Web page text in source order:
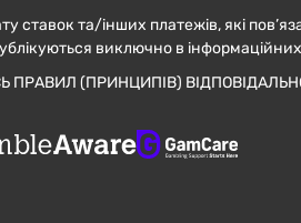
ставок та/інших платежів, які
виключно в інформаційних
ПРАВИЛ (ПРИНЦИПІВ)